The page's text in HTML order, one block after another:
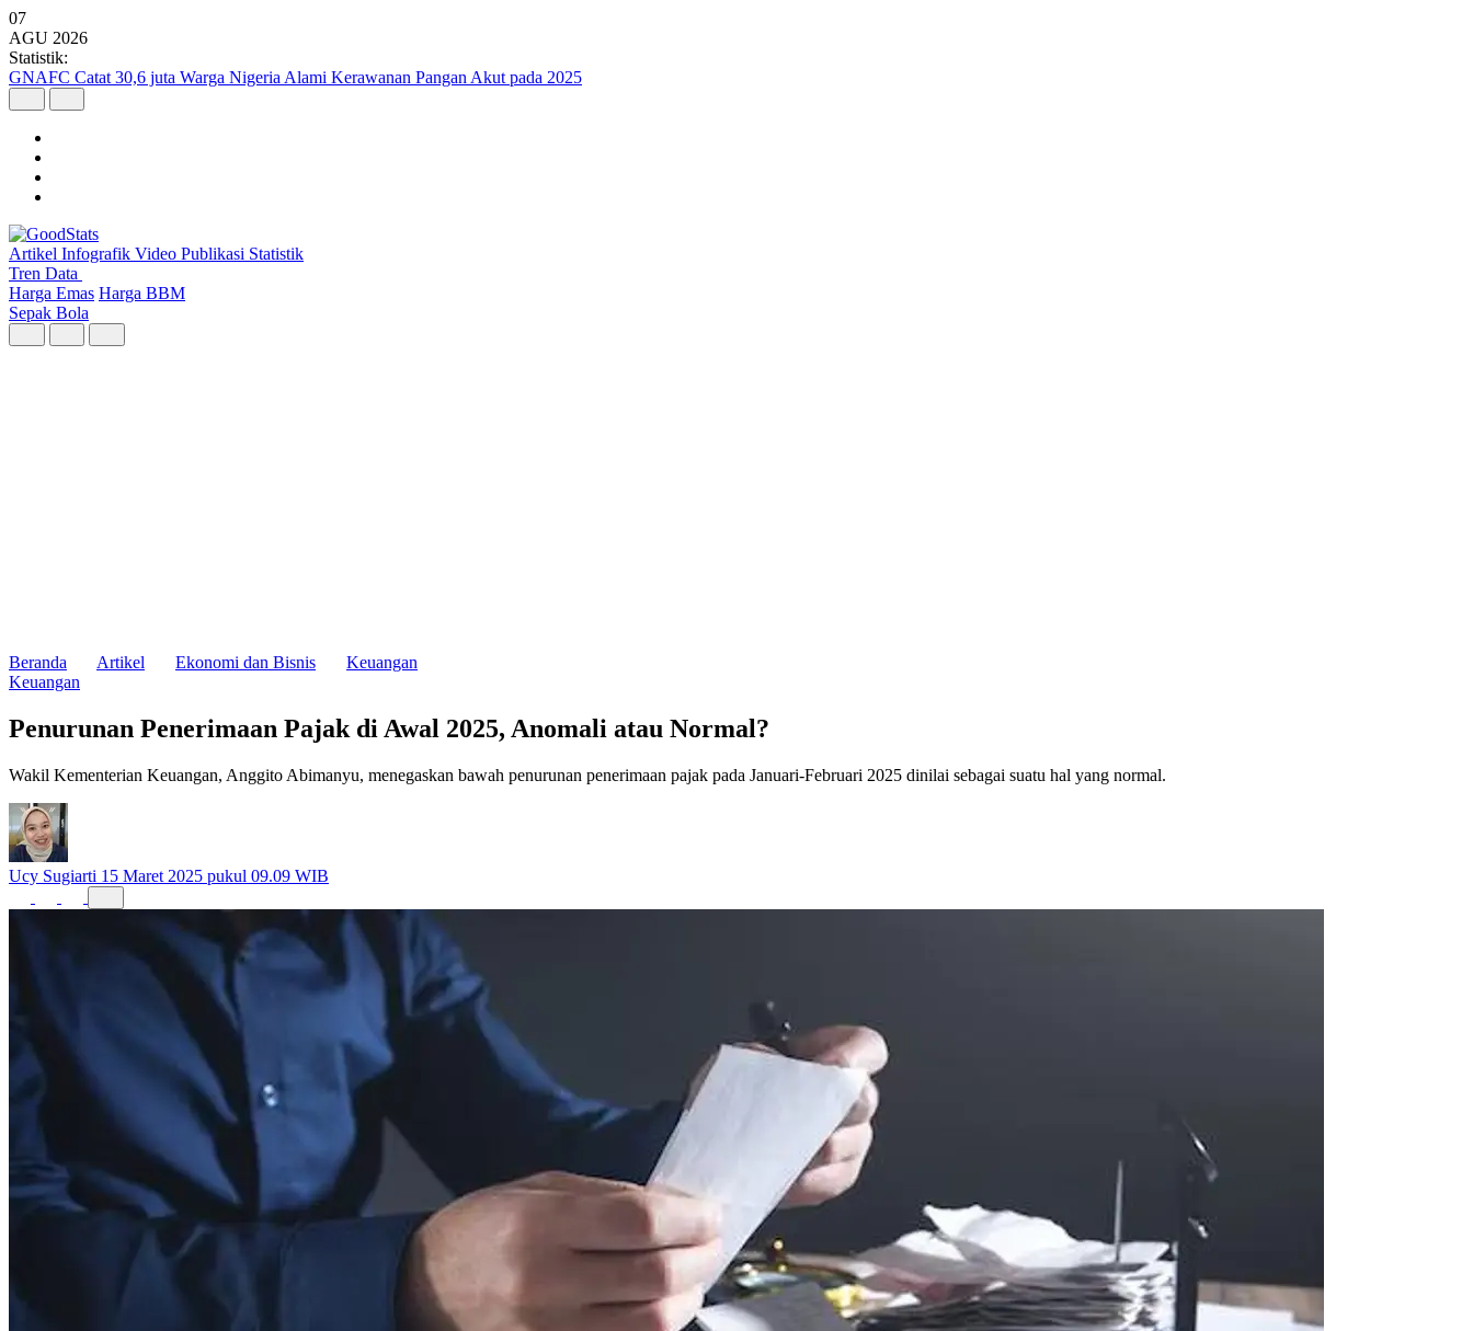
07
AGU 2026
Statistik:
GNAFC Catat 30,6 juta Warga Nigeria Alami Kerawanan Pangan Akut pada 2025
Artikel Infografik Video Publikasi Statistik
Tren Data
Harga Emas Harga BBM
Sepak Bola
Beranda Artikel Ekonomi dan Bisnis
Keuangan
Keuangan
Penurunan Penerimaan Pajak di Awal 2025, Anomali atau Normal?
Wakil Kementerian Keuangan, Anggito Abimanyu, menegaskan bawah penurunan penerimaan pajak pada Januari-Februari 2025 dinilai sebagai suatu hal yang normal.
Ucy Sugiarti 15 Maret 2025 pukul 09.09 WIB